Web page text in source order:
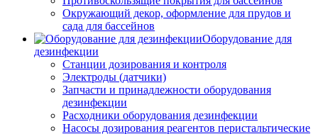
Окружающий декор, оформление для прудов и
сада для бассейнов
Оборудование для
дезинфекции
Станции дозирования и контроля
Электроды (датчики)
Запчасти и принадлежности оборудования
дезинфекции
Расходники оборудования дезинфекции
Насосы дозирования реагентов перистальтические